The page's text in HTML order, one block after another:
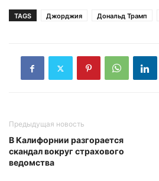
TAGS Джорджия Дональд Трамп
Предыдущая новость
В Калифорнии разгорается
скандал вокруг страхового
ведомства